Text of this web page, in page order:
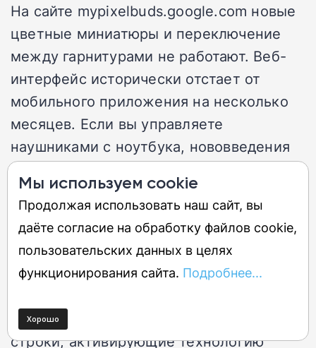
На сайте mypixelbuds.google.com новые
цветные миниатюры и переключение
между гарнитурами не работают. Веб-
интерфейс исторически отстает от
мобильного приложения на несколько
месяцев. Если вы управляете
наушниками с ноутбука, нововведения
вас не коснутся. Решения пока нет,
только ждать обновления веб-версии
или использовать смартфон.
Потенциальная угроза от спящей
функции Quartz
В коде версии 1.0.915175631 обнаружены
строки, активирующие технологию
Мы используем cookie
Продолжая использовать наш сайт, вы
даёте согласие на обработку файлов cookie,
пользовательских данных в целях
функционирования сайта. Подробнее...